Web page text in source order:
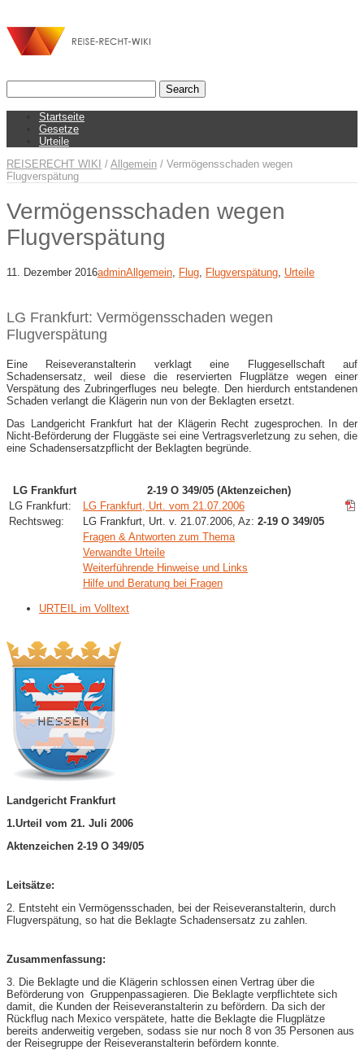
Startseite
Gesetze
Urteile
REISERECHT WIKI / Allgemein / Vermögensschaden wegen
Flugverspätung
Vermögensschaden wegen
Flugverspätung
11. Dezember 2016adminAllgemein Flug Flugverspätung Urteile
LG Frankfurt: Vermögensschaden wegen
Flugverspätung
Eine Reiseveranstalterin verklagt eine Fluggesellschaft auf
Schadensersatz, weil diese die reservierten Flugplätze wegen einer
Verspätung des Zubringerfluges neu belegte. Den hierdurch entstandenen
Schaden verlangt die Klägerin nun von der Beklagten ersetzt.
Das Landgericht Frankfurt hat der Klägerin Recht zugesprochen. In der
Nicht-Beförderung der Fluggäste sei eine Vertragsverletzung zu sehen, die
eine Schadensersatzpflicht der Beklagten begründe.
LG Frankfurt
2-19 O 349/05 (Aktenzeichen)
LG Frankfurt:
LG Frankfurt, Urt. vom 21.07.2006
Rechtsweg:
LG Frankfurt, Urt. v. 21.07.2006, Az: 2-19 O 349/05
Fragen & Antworten zum Thema
Verwandte Urteile
Weiterführende Hinweise und Links
Hilfe und Beratung bei Fragen
URTEIL im Volltext
Landgericht Frankfurt
1.Urteil vom 21. Juli 2006
Aktenzeichen 2-19 O 349/05
Leitsätze:
2. Entsteht ein Vermögensschaden, bei der Reiseveranstalterin, durch
Flugverspätung, so hat die Beklagte Schadensersatz zu zahlen.
Zusammenfassung:
3. Die Beklagte und die Klägerin schlossen einen Vertrag über die
Beförderung von Gruppenpassagieren. Die Beklagte verpflichtete sich
damit, die Kunden der Reiseveranstalterin zu befördern. Da sich der
Rückflug nach Mexico verspätete, hatte die Beklagte die Flugplätze
bereits anderweitig vergeben, sodass sie nur noch 8 von 35 Personen aus
der Reisegruppe der Reiseveranstalterin befördern konnte.